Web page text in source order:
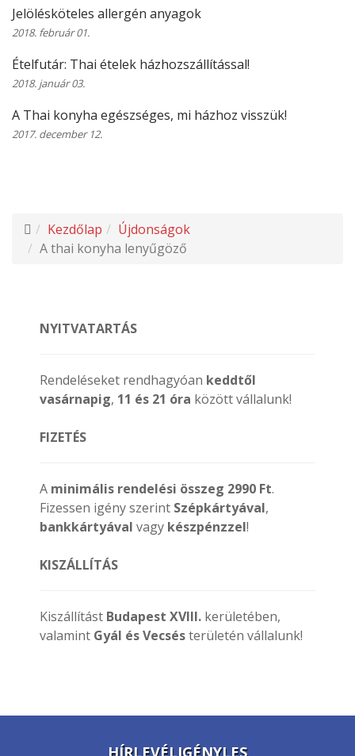
Jelölésköteles allergén anyagok
2018. február 01.
Ételfutár: Thai ételek házhozszállítással!
2018. január 03.
A Thai konyha egészséges, mi házhoz visszük!
2017. december 12.
Kezdőlap
Újdonságok
A thai konyha lenyűgöző
NYITVATARTÁS
Rendeléseket rendhagyóan keddtől
vasárnapig, 11 és 21 óra között vállalunk!
FIZETÉS
A minimális rendelési összeg 2990 Ft.
Fizessen igény szerint Szépkártyával,
bankkártyával vagy készpénzzel!
KISZÁLLÍTÁS
Kiszállítást Budapest XVIII. kerületében,
valamint Gyál és Vecsésterületén vállalunk!
HÍRLEVÉLIGÉNYLES